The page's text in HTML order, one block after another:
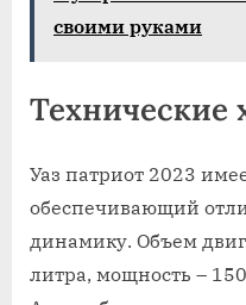
своими руками
Технические
Уаз патриот 2023
обеспечивающий
динамику. Объем
литра, мощность –